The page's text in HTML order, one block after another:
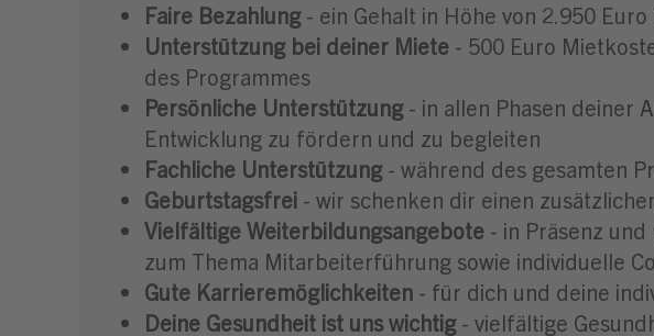
Faire Bezahlung- ein Gehalt in Höhe von 2.950
Unterstützung bei deiner Miete - 500 Euro
des Programmes
Persönliche Unterstützung- in allen Phasen deiner
Entwicklung zu fördern und zu begleiten
Fachliche Unterstützung- während des gesamten
Geburtstagsfrei - wir schenken dir einen
Vielfältige Weiterbildungsangebote - in Präsenz
zum Thema Mitarbeiterführung sowie individuelle
Gute Karrieremöglichkeiten - für dich und deine
Deine Gesundheit ist uns wichtig- vielfältige